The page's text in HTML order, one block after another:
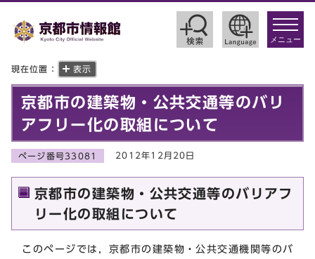
toggle
メニュー
現在位置： 表示
京都市の建築物・公共交通等のバリ
アフリー化の取組について
ページ番号33081 2012年12月20日
京都市の建築物・公共交通等のバリアフ
リー化の取組について
このページでは，京都市の建築物・公共交通機関等のバ